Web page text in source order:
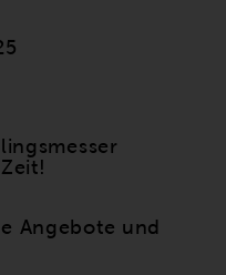
Angebote und